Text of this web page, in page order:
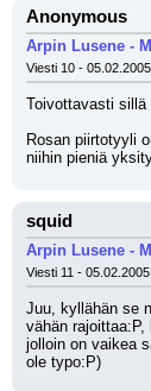
Anonymous
Arpin Lusene -
Viesti 10 -
Toivottavasti sillä
Rosan piirtotyyli
niihin pieniä
squid
Arpin Lusene -
Viesti 11 -
Juu, kyllähän se
vähän
jolloin on vaikea
ole typo:P)